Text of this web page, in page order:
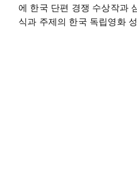
에 한국 단편 경쟁 수상작과
식과 주제의 한국 독립영화